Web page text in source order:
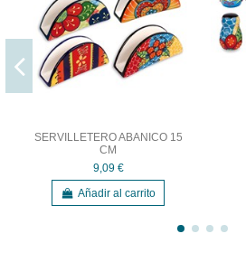
SERVILLETERO ABANICO 15
CM
9,09 €
Añadir al carrito